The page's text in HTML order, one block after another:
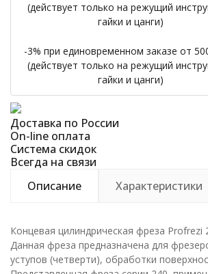
(действует только на режущий
гайки и цанги)
-3% при единовременном заказе от
(действует только на режущий
гайки и цанги)
Доставка по России
On-line оплата
Система скидок
Всегда на связи
Описание
Характеристики
Концевая цилиндрическая фреза Profrezi
Данная фреза предназначена для
уступов (четверти), обработки